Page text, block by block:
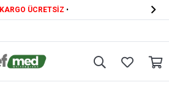
KARGO ÜCRETSİZ • 